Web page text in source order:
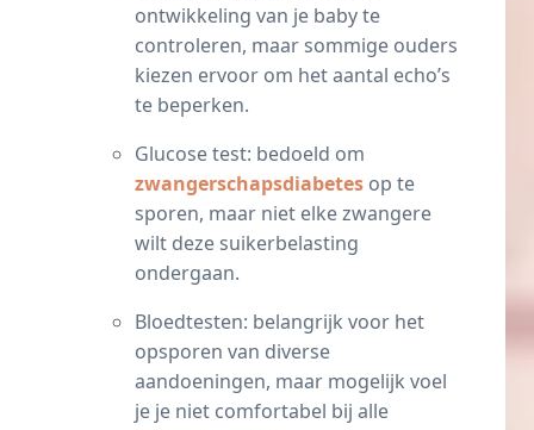
ontwikkeling van je baby te
controleren, maar sommige ouders
kiezen ervoor om het aantal echo’s
te beperken.
Glucose test: bedoeld om
zwangerschapsdiabetes op te
sporen, maar niet elke zwangere
wilt deze suikerbelasting
ondergaan.
Bloedtesten: belangrijk voor het
opsporen van diverse
aandoeningen, maar mogelijk voel
je je niet comfortabel bij alle